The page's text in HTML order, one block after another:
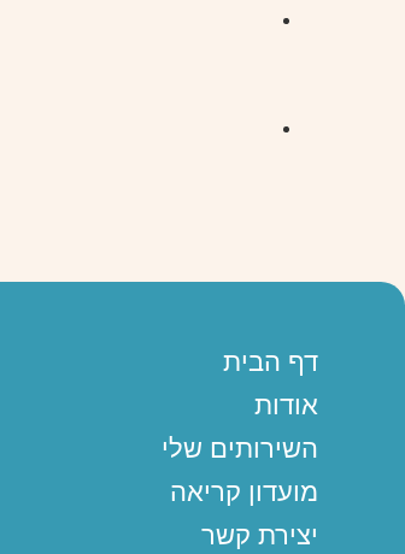
דף הבית
אודות
השירותים שלי
מועדון קריאה
יצירת קשר